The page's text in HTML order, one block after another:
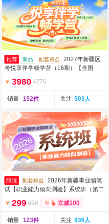
推荐 新品 配套权益
2027年新疆区
考悦享伴学畅学营（16期）【含图
￥ 3980 4776
销量 152件 关注 503人
限优 配套权益
2026年新疆事业编笔
试【职业能力倾向测验】系统班（第二
￥ 299 399 立减100
销量 123件 关注 936人